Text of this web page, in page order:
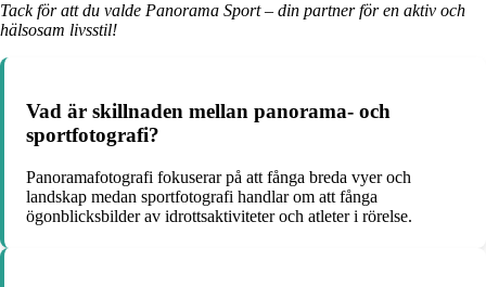
Tack för att du valde Panorama Sport – din partner för en aktiv och
hälsosam livsstil!
Vad är skillnaden mellan panorama- och
sportfotografi?
Panoramafotografi fokuserar på att fånga breda vyer och
landskap medan sportfotografi handlar om att fånga
ögonblicksbilder av idrottsaktiviteter och atleter i rörelse.